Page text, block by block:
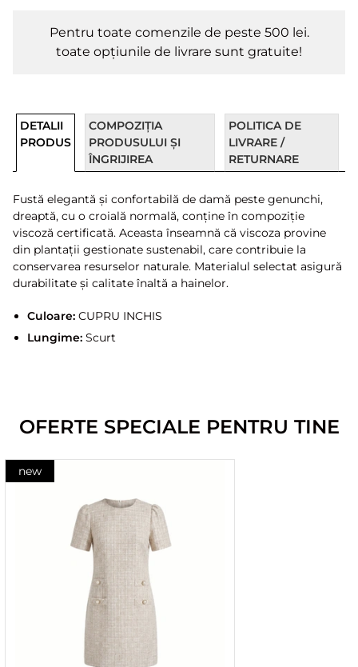
Pentru toate comenzile de peste 500 lei.
toate opțiunile de livrare sunt gratuite!
DETALII
PRODUS
COMPOZIȚIA
PRODUSULUI ȘI
ÎNGRIJIREA
POLITICA DE
LIVRARE /
RETURNARE
Fustă elegantă și confortabilă de damă peste genunchi,
dreaptă, cu o croială normală, conține în compoziție
viscoză certificată. Aceasta înseamnă că viscoza provine
din plantații gestionate sustenabil, care contribuie la
conservarea resurselor naturale. Materialul selectat asigură
durabilitate și calitate înaltă a hainelor.
Culoare:CUPRU INCHIS
Lungime:Scurt
OFERTE SPECIALE PENTRU TINE
new